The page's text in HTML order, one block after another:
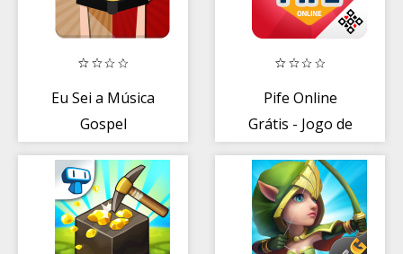
Eu Sei a Música
Gospel
Pife Online
Grátis - Jogo de